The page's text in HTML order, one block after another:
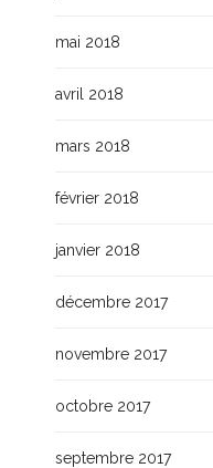
mai 2018
avril 2018
mars 2018
février 2018
janvier 2018
décembre 2017
novembre 2017
octobre 2017
septembre 2017